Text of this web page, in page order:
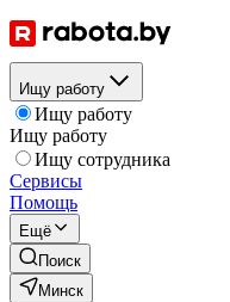
Ищу работу
Ищу работу
Ищу работу
Ищу сотрудника
Сервисы
Помощь
Ещё
Поиск
Минск